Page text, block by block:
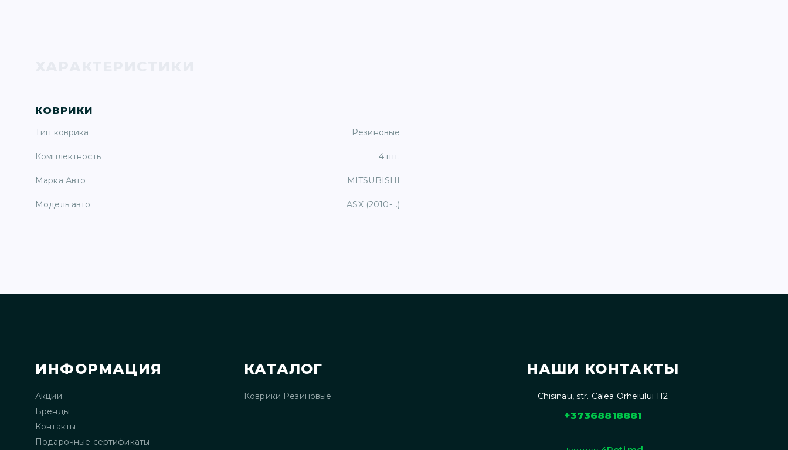
КОВРИКИ
Тип коврика Резиновые
Комплектность 4 шт.
Марка Авто MITSUBISHI
Модель авто ASX (2010-...)
ИНФОРМАЦИЯ
Акции
Бренды
Контакты
Подарочные сертификаты
КАТАЛОГ
Коврики Резиновые
НАШИ КОНТАКТЫ
Chisinau, str. Calea Orheiului 112
+37368818881